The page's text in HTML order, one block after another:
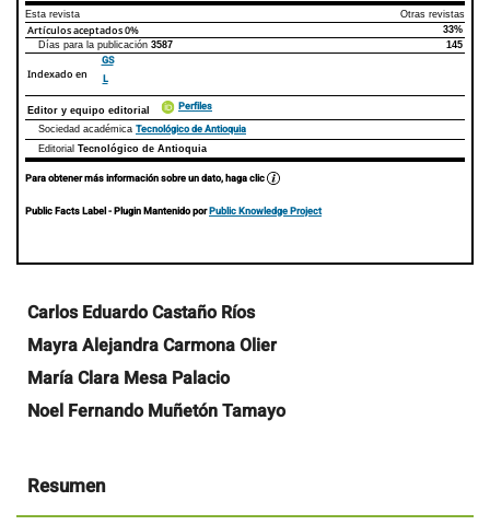
Esta revista
Otras revistas
Artículos aceptados0%
33%
Días para la publicación 3587 145
Indexado en
GS
L
Editor y equipo editorial Perfiles
Sociedad académica Tecnológico de Antioquia
Editorial Tecnológico de Antioquia
Para obtener más información sobre un dato, haga clic
Public Facts Label- Plugin Mantenido porPublic Knowledge Project
Contenido
principal
del
artículo
Carlos Eduardo Castaño Ríos
Mayra Alejandra Carmona Olier
María Clara Mesa Palacio
Noel Fernando Muñetón Tamayo
Resumen